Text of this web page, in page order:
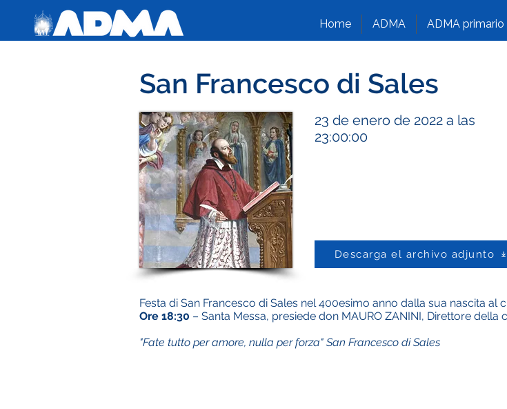
Home ADMA ADMA primario
San Francesco di Sales
23 de enero de 2022 a las
23:00:00
Descarga el archivo adjunto
Festa di San Francesco di Sales nel 400esimo anno dalla sua nascita al
Ore 18:30 – Santa Messa, presiede don MAURO ZANINI, Direttore della
"Fate tutto per amore, nulla per forza" San Francesco di Sales